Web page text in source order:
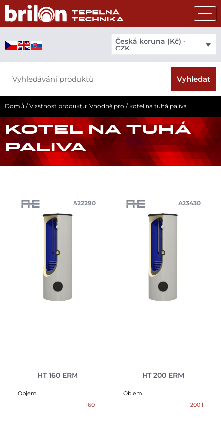
Přeskočit
obsah
Česká koruna (Kč) -
CZK
Vyhledat
Domů / Vlastnost produktu: Vhodné pro / kotel na tuhá paliva
KOTEL NA TUHÁ
PALIVA
HT 160 ERM
A22290
Objem
160 l
HT 200 ERM
A23430
Objem
200 l